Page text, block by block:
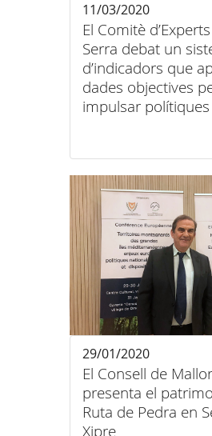
El Comitè
Serra debat un
d’indicadors que
dades objectives
impulsar
11/03/2020
El Consell de
presenta el
Ruta de Pedra en
Xipre
29/01/2020